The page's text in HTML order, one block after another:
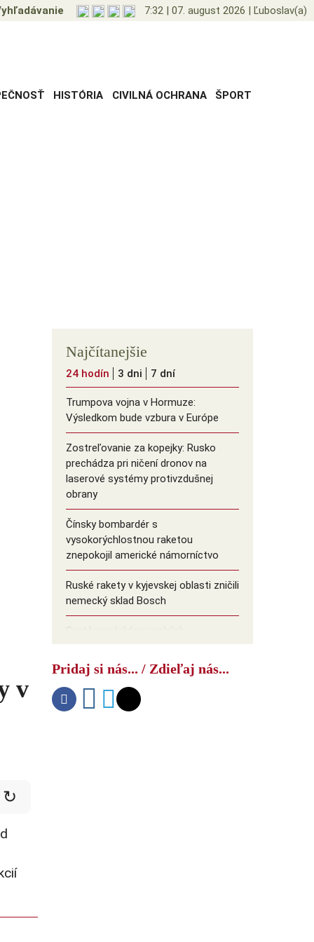
7:32 | 07. august 2026 | Ľuboslav(a)
HISTÓRIA CIVILNÁ OCHRANA ŠPORT
Najčítanejšie
24 hodín 3 dni 7 dní
Trumpova vojna v Hormuze:
Výsledkom bude vzbura v Európe
Zostreľovanie za kopejky: Rusko
prechádza pri ničení dronov na
laserové systémy protivzdušnej
obrany
Čínsky bombardér s
vysokorýchlostnou raketou
znepokojil americké námorníctvo
Ruské rakety v kyjevskej oblasti zničili
nemecký sklad Bosch
Systémové údery ruských
dopravu pri pobreží Odesy
v
↻
Pridaj si nás... / Zdieľaj nás...